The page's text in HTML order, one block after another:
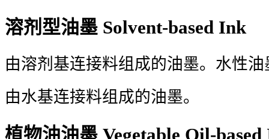
溶剂型油墨 Solvent-based Ink
由溶剂基连接料组成的油墨。水性油
由水基连接料组成的油墨。
植物油油墨 Vegetable Oil-